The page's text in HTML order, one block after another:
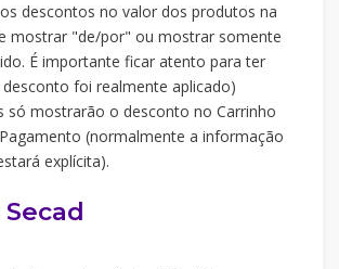
descontos no valor dos produtos na
mostrar "de/por" ou mostrar somente
É importante ficar atento para ter
foi realmente aplicado)
só mostrarão o desconto no Carrinho
(normalmente a informação
explícita).